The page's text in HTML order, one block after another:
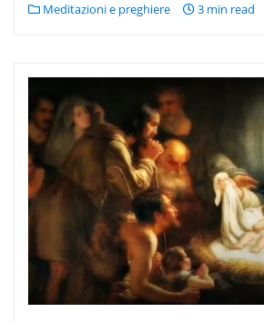
Meditazioni e preghiere 3 min read